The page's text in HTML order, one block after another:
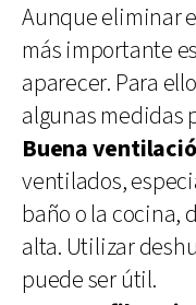
Aunque eliminar
más importante
aparecer. Para
algunas medidas
Buena
ventilados,
baño o la cocina,
alta. Utilizar
puede ser útil.